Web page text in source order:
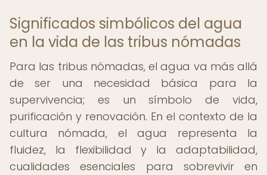
Significados simbólicos del agua
en la vida de las tribus nómadas
Para las tribus nómadas, el agua va más allá
de ser una necesidad básica para la
supervivencia; es un símbolo de vida,
purificación y renovación. En el contexto de la
cultura nómada, el agua representa la
fluidez, la flexibilidad y la adaptabilidad,
cualidades esenciales para sobrevivir en